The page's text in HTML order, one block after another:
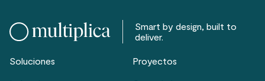
Smart by design, built to
deliver.
Soluciones Proyectos